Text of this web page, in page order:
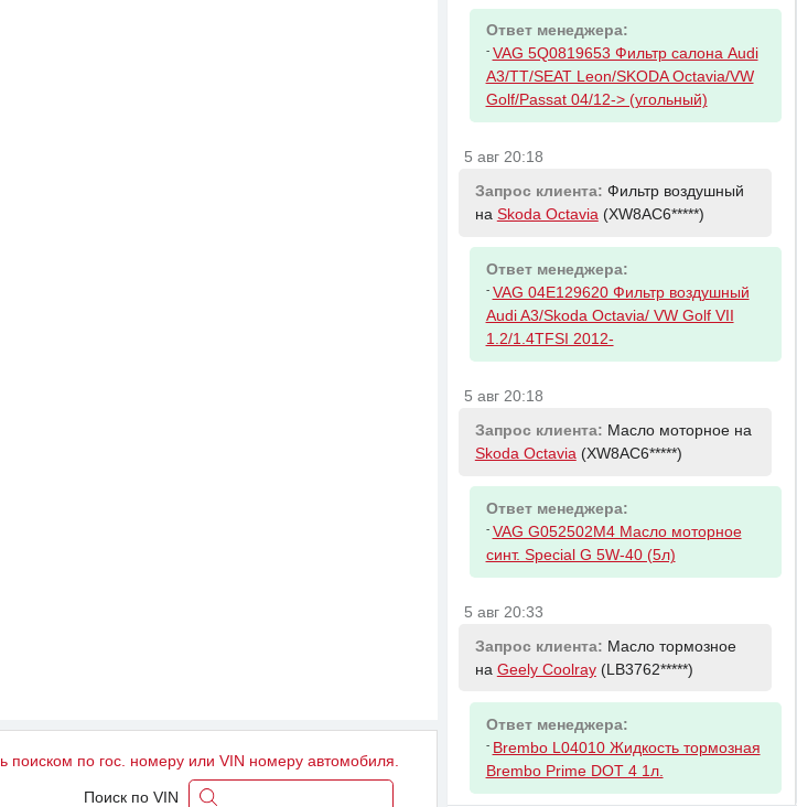
поиском по гос. номеру или VIN номеру автомобиля.
Поиск по VIN
Ответ менеджера:
- VAG 5Q0819653 Фильтр салона Audi
A3/TT/SEAT Leon/SKODA Octavia/VW
Golf/Passat 04/12-> (угольный)
5 авг 20:18
Запрос клиента: Фильтр воздушный
на Skoda Octavia (XW8AC6*****)
Ответ менеджера:
- VAG 04E129620 Фильтр воздушный
Audi A3/Skoda Octavia/ VW Golf VII
1.2/1.4TFSI 2012-
5 авг 20:18
Запрос клиента: Масло моторное на
Skoda Octavia (XW8AC6*****)
Ответ менеджера:
- VAG G052502M4 Масло моторное
синт. Special G 5W-40 (5л)
5 авг 20:33
Запрос клиента: Масло тормозное
на Geely Coolray(LB3762*****)
Ответ менеджера:
- Brembo L04010 Жидкость тормозная
Brembo Prime DOT 4 1л.